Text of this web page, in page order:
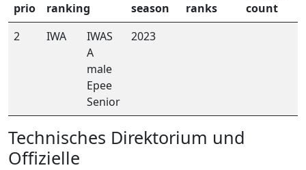
prio ranking season
ranks
count
2
IWA
IWAS
A
male
Epee
Senior
2023
Technisches Direktorium und
Offizielle